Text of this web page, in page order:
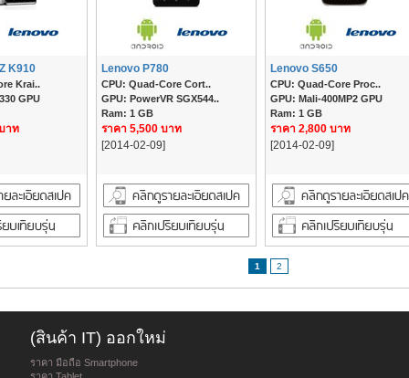
K910
Krai..
GPU
าท
Lenovo P780
CPU: Quad-Core Cort..
GPU: PowerVR SGX544..
Ram: 1 GB
ราคา 5,500 บาท
[2014-02-09]
Lenovo S650
CPU: Quad-Core Proc..
GPU: Mali-400MP2 GPU
Ram: 1 GB
ราคา 2,800 บาท
[2014-02-09]
1 2
(สินค้า IT) ออกใหม่
ราคา มือถือ Smartphone